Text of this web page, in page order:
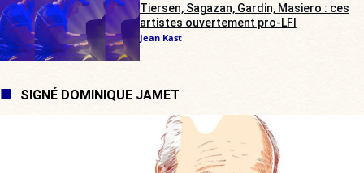
Tiersen, Sagazan, Gardin, Masiero : ces
artistes ouvertement pro-LFI
Jean Kast
SIGNÉ DOMINIQUE JAMET